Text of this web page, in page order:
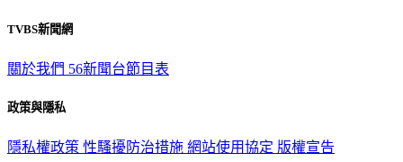
TVBS新聞網
關於我們 56新聞台節目表
政策與隱私
隱私權政策 性騷擾防治措施 網站使用協定 版權宣告